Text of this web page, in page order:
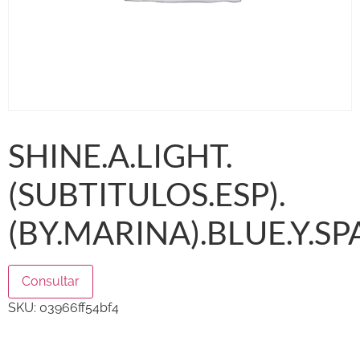
SHINE.A.LIGHT.
(SUBTITULOS.ESP).
Consultar
SKU: 03966ff54bf4